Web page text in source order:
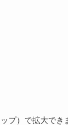
プ）で拡大でき